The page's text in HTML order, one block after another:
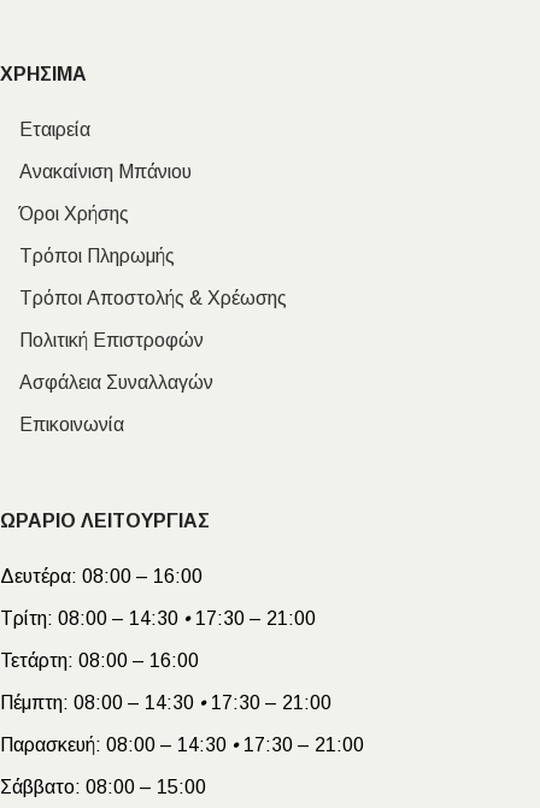
ΧΡΗΣΙΜΑ
Εταιρεία
Ανακαίνιση Μπάνιου
Όροι Χρήσης
Τρόποι Πληρωμής
Τρόποι Αποστολής & Χρέωσης
Πολιτική Επιστροφών
Ασφάλεια Συναλλαγών
Επικοινωνία
ΩΡΑΡΙΟ ΛΕΙΤΟΥΡΓΙΑΣ
Δευτέρα: 08:00 – 16:00
Τρίτη: 08:00 – 14:30 •17:30 – 21:00
Τετάρτη: 08:00 – 16:00
Πέμπτη: 08:00 – 14:30 •17:30 – 21:00
Παρασκευή: 08:00 – 14:30 •17:30 – 21:00
Σάββατο: 08:00 – 15:00